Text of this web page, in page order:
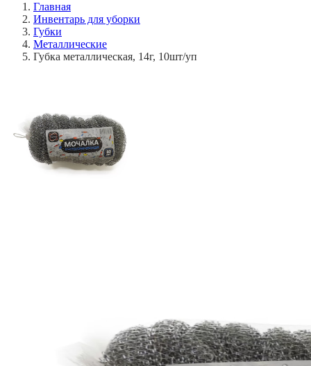
Главная
Инвентарь для уборки
Губки
Металлические
Губка металлическая, 14г, 10шт/уп